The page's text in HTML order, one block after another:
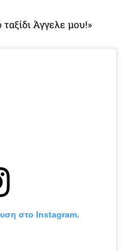
Άγγελε μου!»
στο Instagram.